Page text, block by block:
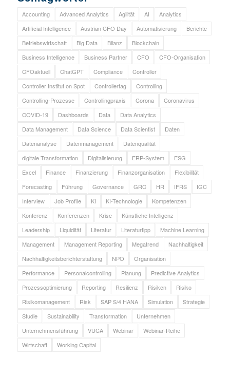
Accounting Advanced Analytics Agilität AI
Analytics
Artificial Intelligence
Austrian CFO Day Automatisierung
Berichte
Betriebswirtschaft
Big Data Bilanz
Blockchain
Business Intelligence
Business Partner CFO
CFO-Organisation
CFOaktuell
ChatGPT Compliance
Controller
Controller Institut on Spot
Controllertag
Controlling
Controlling-Prozesse
Controllingpraxis Corona
Coronavirus
COVID-19
Dashboards Data
Data Analytics
Data Management
Data Science Data Scientist
Daten
Datenanalyse
Datenmanagement
Datenqualität
digitale Transformation
Digitalisierung ERP-System
ESG
Excel
Finance Finanzierung Finanzorganisation
Flexibilität
Forecasting
Führung Governance GRC HR IFRS
IGC
Interview
Job Profile KI KI-Technologie
Kompetenzen
Konferenz
Konferenzen Krise
Künstliche Intelligenz
Leadership
Liquidität Literatur Literaturtipp
Machine Learning
Management
Management Reporting Megatrend
Nachhaltigkeit
Nachhaltigkeitsberichterstattung
NPO
Organisation
Performance
Personalcontrolling Planung
Predictive Analytics
Prozessoptimierung
Reporting Resilienz Risiken
Risiko
Risikomanagement
Risk SAP S/4 HANA Simulation
Strategie
Studie
Sustainability Transformation
Unternehmen
Unternehmensführung
VUCA Webinar
Webinar-Reihe
Wirtschaft
Working Capital